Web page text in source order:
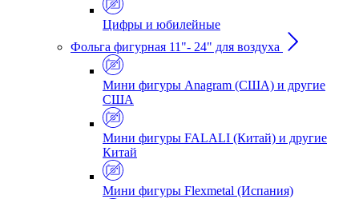
Цифры и юбилейные
Фольга фигурная 11"- 24" для воздуха
Мини фигуры Anagram (США) и другие
США
Мини фигуры FALALI (Китай) и другие
Китай
Мини фигуры Flexmetal (Испания)